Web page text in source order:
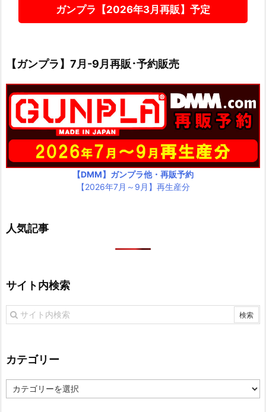
ガンプラ【2026年3月再販】予定
【ガンプラ】7月-9月再販･予約販売
【DMM】ガンプラ他・再販予約
【2026年7月～9月】再生産分
人気記事
サイト内検索
カテゴリー
テ